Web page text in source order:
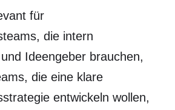
für
die intern
Ideengeber brauchen,
die eine klare
entwickeln wollen,